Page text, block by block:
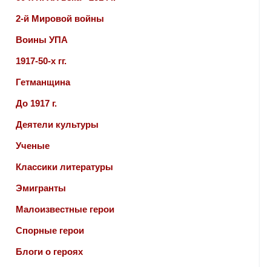
2-й Мировой войны
Воины УПА
1917-50-х гг.
Гетманщина
До 1917 г.
Деятели культуры
Ученые
Классики литературы
Эмигранты
Малоизвестные герои
Спорные герои
Блоги о героях